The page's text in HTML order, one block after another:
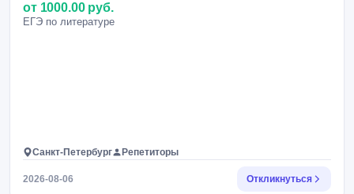
от 1000.00 руб.
ЕГЭ по литературе
Санкт-Петербург Репетиторы
2026-08-06 Откликнуться